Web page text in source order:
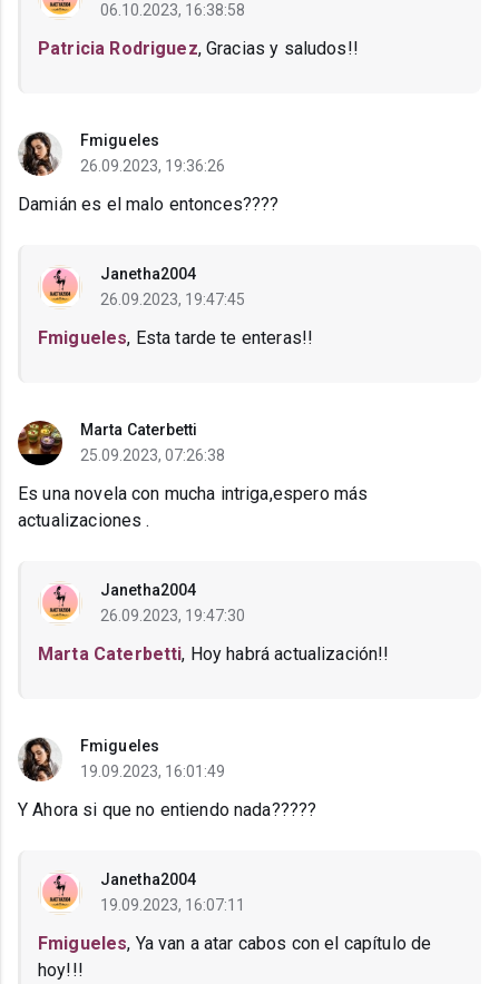
06.10.2023, 16:38:58
Patricia Rodriguez, Gracias y saludos!!
Fmigueles
26.09.2023, 19:36:26
Damián es el malo entonces????
Janetha2004
26.09.2023, 19:47:45
Fmigueles, Esta tarde te enteras!!
Marta Caterbetti
25.09.2023, 07:26:38
Es una novela con mucha intriga,espero más
actualizaciones .
Janetha2004
26.09.2023, 19:47:30
Marta Caterbetti, Hoy habrá actualización!!
Fmigueles
19.09.2023, 16:01:49
Y Ahora si que no entiendo nada?????
Janetha2004
19.09.2023, 16:07:11
Fmigueles, Ya van a atar cabos con el capítulo de
hoy!!!